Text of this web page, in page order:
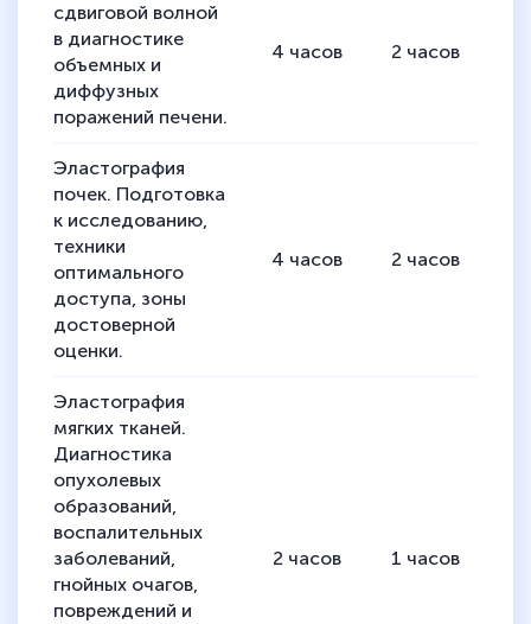
сдвиговой волной
в диагностике
объемных и
диффузных
поражений печени.
4 часов 2 часов
Эластография
почек. Подготовка
к исследованию,
техники
оптимального
доступа, зоны
достоверной
оценки.
4 часов 2 часов
Эластография
мягких тканей.
Диагностика
опухолевых
образований,
воспалительных
заболеваний,
гнойных очагов,
повреждений и
2 часов 1 часов